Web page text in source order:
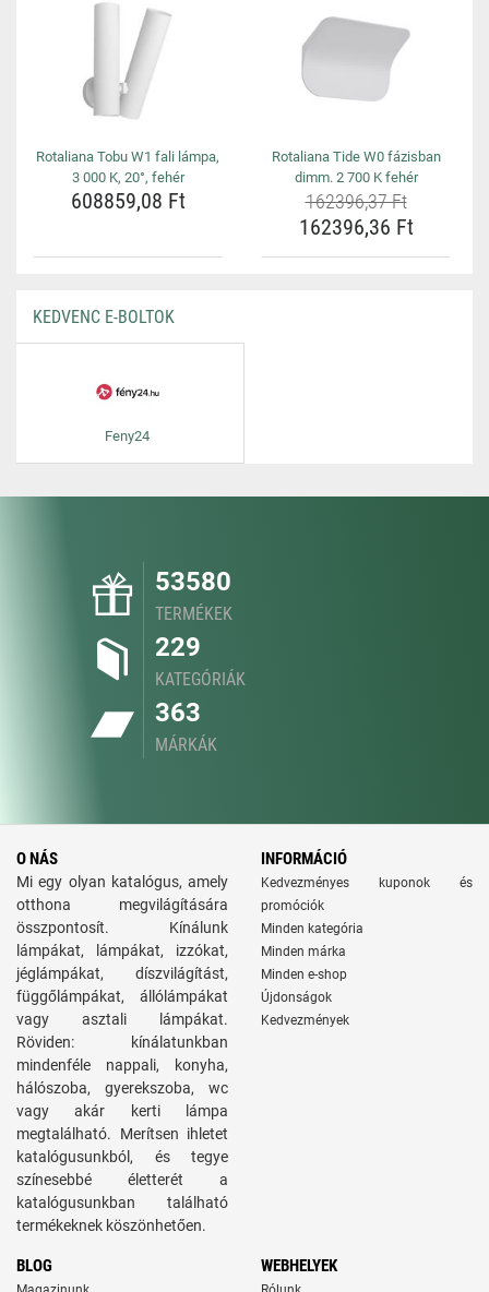
Rotaliana Tobu W1 fali lámpa,
3 000 K, 20°, fehér
608859,08 Ft
Rotaliana Tide W0 fázisban
dimm. 2 700 K fehér
162396,37 Ft
162396,36 Ft
KEDVENC E-BOLTOK
Feny24
53580
TERMÉKEK
229
KATEGÓRIÁK
363
MÁRKÁK
O NÁS
Mi egy olyan katalógus, amely
otthona megvilágítására
összpontosít. Kínálunk
lámpákat, lámpákat, izzókat,
jéglámpákat, díszvilágítást,
függőlámpákat, állólámpákat
vagy asztali lámpákat.
Röviden: kínálatunkban
mindenféle nappali, konyha,
hálószoba, gyerekszoba, wc
vagy akár kerti lámpa
megtalálható. Merítsen ihletet
katalógusunkból, és tegye
színesebbé életterét a
katalógusunkban található
termékeknek köszönhetően.
INFORMÁCIÓ
Kedvezményes kuponok és
promóciók
Minden kategória
Minden márka
Minden e-shop
Újdonságok
Kedvezmények
BLOG WEBHELYEK